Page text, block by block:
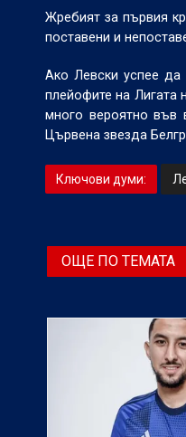
Жребият за първия
поставени и
Ако Левски успее
плейофите на Лигата
много вероятно във
Цървена звезда
Ключови думи:
ОЩЕ ПО ТЕМАТА